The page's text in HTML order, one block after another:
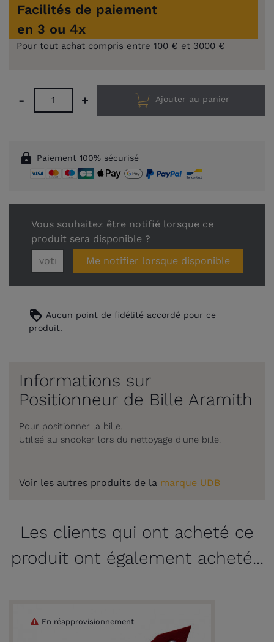
Facilités de paiement
en 3 ou 4x
Pour tout achat compris entre 100 € et 3000 €
- + Ajouter au panier
lock Paiement 100% sécurisé
Vous souhaitez être notifié lorsque ce
produit sera disponible ?
Me notifier lorsque disponible
loyalty Aucun point de fidélité accordé pour ce
produit.
Informations sur
Positionneur de Bille Aramith
Pour positionner la bille.
Utilisé au snooker lors du nettoyage d'une bille.
Voir les autres produits de la marque UDB
Les clients qui ont acheté ce
produit ont également acheté...
En réapprovisionnement